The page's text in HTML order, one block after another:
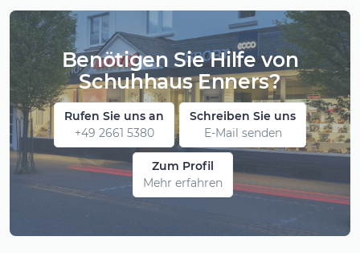
Benötigen Sie Hilfe von
Schuhhaus Enners?
Rufen Sie uns an
+49 2661 5380
Schreiben Sie uns
E-Mail senden
Zum Profil
Mehr erfahren